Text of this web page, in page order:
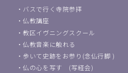
・ バスで行く寺院参拝
・仏教講座
・教区イヴニングスクール
・仏教音楽に触れる
・ 歩いて史跡をお参り(念仏行脚 )
・仏の心を写す (写経会)